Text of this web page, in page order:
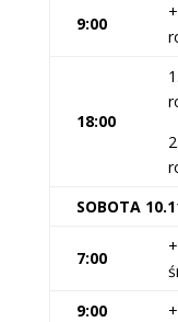
9:00
18:00
SOBOTA
7:00
9:00